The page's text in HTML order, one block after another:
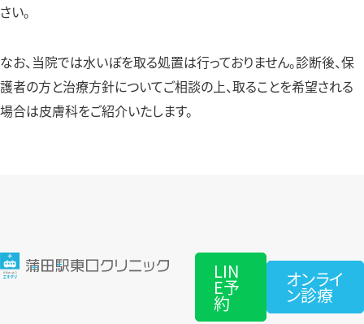
さい。
なお、当院では水いぼを取る処置は行っておりません。診断後、保
護者の方と治療方針についてご相談の上、取ることを希望される
場合は皮膚科をご紹介いたします。
LIN
E予
約
オンライ
ン診療